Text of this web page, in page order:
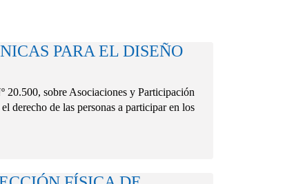
PARA EL DISEÑO
sobre Asociaciones y Participación
derecho de las personas a participar en los